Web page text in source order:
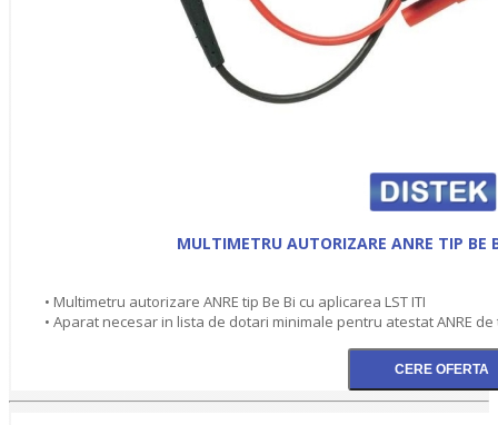
MULTIMETRU AUTORIZARE ANRE TIP BE
• Multimetru autorizare ANRE tip Be Bi cu aplicarea LST ITI
• Aparat necesar in lista de dotari minimale pentru atestat ANRE de